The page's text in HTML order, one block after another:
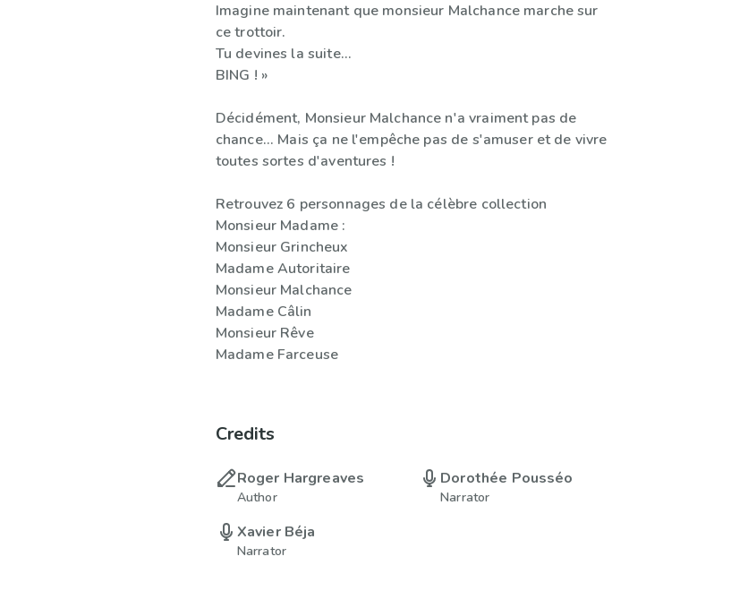
Imagine maintenant que monsieur Malchance marche sur
ce trottoir.
Tu devines la suite…
BING ! »
Décidément, Monsieur Malchance n'a vraiment pas de
chance... Mais ça ne l'empêche pas de s'amuser et de vivre
toutes sortes d'aventures !
Retrouvez 6 personnages de la célèbre collection
Monsieur Madame :
Monsieur Grincheux
Madame Autoritaire
Monsieur Malchance
Madame Câlin
Monsieur Rêve
Madame Farceuse
Credits
Roger Hargreaves
Author
Dorothée Pousséo
Narrator
Xavier Béja
Narrator